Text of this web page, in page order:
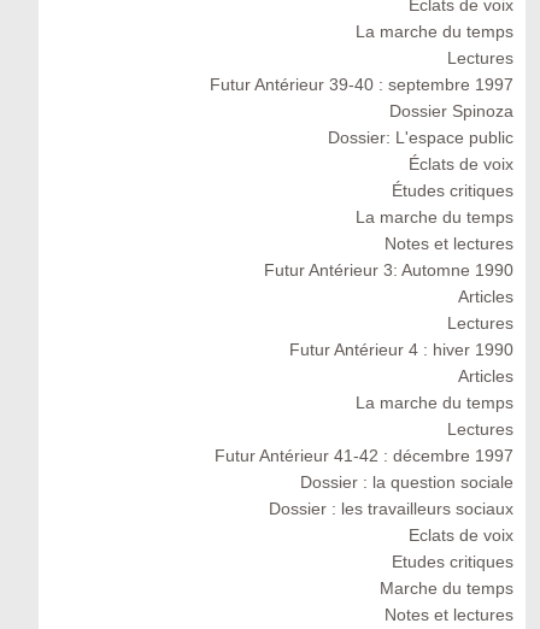
Eclats de voix
La marche du temps
Lectures
Futur Antérieur 39-40 : septembre 1997
Dossier Spinoza
Dossier: L'espace public
Éclats de voix
Études critiques
La marche du temps
Notes et lectures
Futur Antérieur 3: Automne 1990
Articles
Lectures
Futur Antérieur 4 : hiver 1990
Articles
La marche du temps
Lectures
Futur Antérieur 41-42 : décembre 1997
Dossier : la question sociale
Dossier : les travailleurs sociaux
Eclats de voix
Etudes critiques
Marche du temps
Notes et lectures